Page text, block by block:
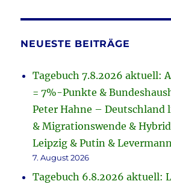
NEUESTE BEITRÄGE
Tagebuch 7.8.2026 aktuell:
= 7%-Punkte &
Peter Hahne – Deutschland
& Migrationswende &
Leipzig & Putin &
7. August 2026
Tagebuch 6.8.2026 aktuell: